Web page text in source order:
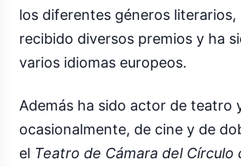
los diferentes géneros literarios,
recibido diversos premios y ha
varios idiomas europeos.
Además ha sido actor de teatro
ocasionalmente, de cine y de
el Teatro de Cámara del Círculo